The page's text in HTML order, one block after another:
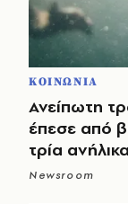
ΚΟΙΝΩΝΙΑ
Ανείπωτη
έπεσε από
τρία
Newsroom